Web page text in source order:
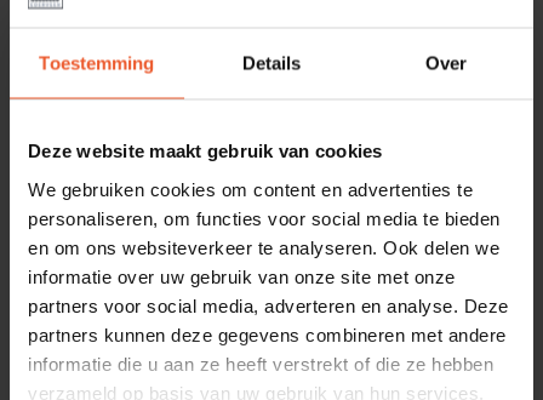
Toestemming Details Over
Deze website maakt gebruik van cookies
We gebruiken cookies om content en advertenties te
personaliseren, om functies voor social media te bieden
en om ons websiteverkeer te analyseren. Ook delen we
informatie over uw gebruik van onze site met onze
partners voor social media, adverteren en analyse. Deze
partners kunnen deze gegevens combineren met andere
informatie die u aan ze heeft verstrekt of die ze hebben
verzameld op basis van uw gebruik van hun services.
Vochtmeters zijn er in veel soorten. Sommige zijn
beton. Er zijn ook meters die meerdere materialen
nauwkeurig. Wij kiezen de juiste meter op basis van
het materiaal en de plek waar gemeten wordt. Zo
voorkomen we verkeerde resultaten en onnodige
twijfel.
ANALYSE AANVRAGEN